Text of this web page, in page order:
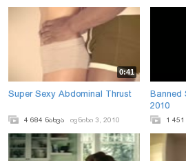
0:41
Super Sexy Abdominal Thrust
4 684 ნახვა ივნისი 3, 2010
Banned
2010
1 451